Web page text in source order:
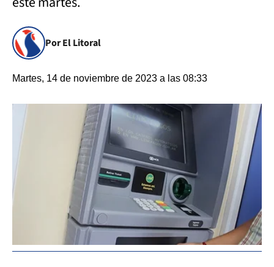
Por El Litoral
Martes, 14 de noviembre de 2023 a las 08:33